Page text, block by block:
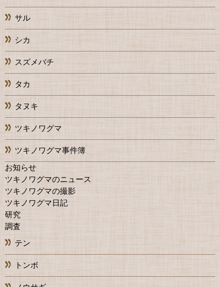
サル
シカ
スズメバチ
タカ
タヌキ
ツキノワグマ
ツキノワグマ事件簿
お知らせ
ツキノワグマのニュース
ツキノワグマの撮影
ツキノワグマ日記
研究
調査
テン
トンボ